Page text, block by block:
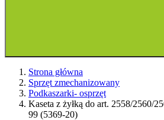
Strona główna
Sprzęt zmechanizowany
Podkaszarki- osprzęt
Kaseta z żyłką do art. 2558/2560/
99 (5369-20)